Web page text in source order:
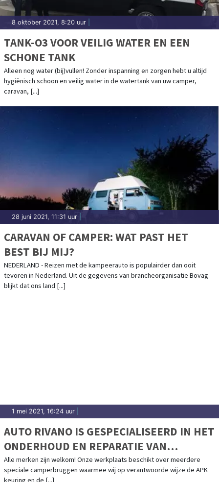
8 oktober 2021, 8:20 uur
TANK-O3 VOOR VEILIG WATER EN EEN
SCHONE TANK
Alleen nog water (bij)vullen! Zonder inspanning en zorgen hebt u altijd
hygiënisch schoon en veilig water in de watertank van uw camper,
caravan, [...]
28 juni 2021, 11:31 uur
CARAVAN OF CAMPER: WAT PAST HET
BEST BIJ MIJ?
NEDERLAND - Reizen met de kampeerauto is populairder dan ooit
tevoren in Nederland. Uit de gegevens van brancheorganisatie Bovag
blijkt dat ons land [...]
1 mei 2021, 16:24 uur
AUTO RIVANO IS GESPECIALISEERD IN HET
ONDERHOUD EN REPARATIE VAN
CAMPERS
Alle merken zijn welkom! Onze werkplaats beschikt over meerdere
speciale camperbruggen waarmee wij op verantwoorde wijze de APK
keuring en de [...]